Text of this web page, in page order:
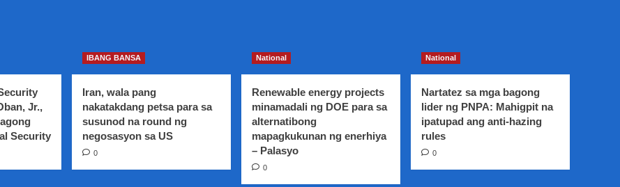
Jr.,
Security
IBANG BANSA
Iran, wala pang
nakatakdang petsa para sa
susunod na round ng
negosasyon sa US
0
National
Renewable energy projects
minamadali ng DOE para sa
alternatibong
mapagkukunan ng enerhiya
– Palasyo
0
National
Nartatez sa mga bagong
lider ng PNPA: Mahigpit na
ipatupad ang anti-hazing
rules
0